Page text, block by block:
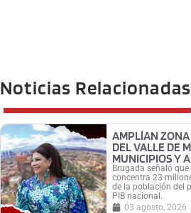
Noticias Relacionadas
AMPLÍAN
DEL VALLE DE
MUNICIPIOS Y
Brugada señaló
concentra 23
de la población del
PIB nacional.
03 agosto, 2026